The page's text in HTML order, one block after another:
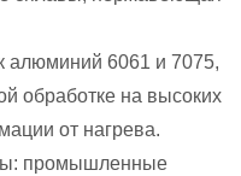
алюминий 6061 и 7075,
обработке на высоких
от нагрева.
промышленные